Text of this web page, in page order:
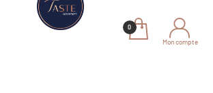
Mon compte